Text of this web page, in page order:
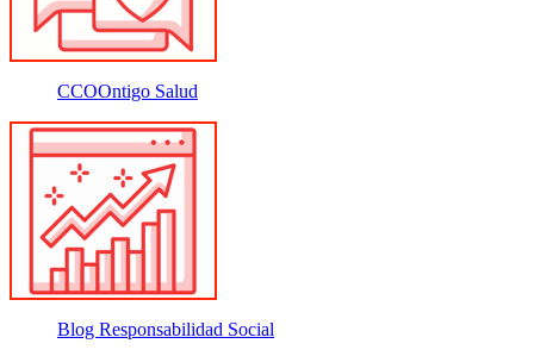
CCOOntigo Salud
Blog Responsabilidad Social